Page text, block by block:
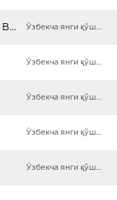
Akmal Xolxodjayev - Chaki-Chaki Boron REMIX Ўзбекча янги қўшиқлар
Ўзбекча янги қўшиқлар
Ўзбекча янги қўшиқлар
Ўзбекча янги қўшиқлар
Ўзбекча янги қўшиқлар